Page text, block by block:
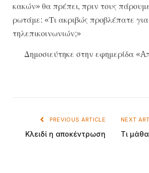
κακών» θα πρέπει, πριν τους
ρωτάμε: «Τι ακριβώς προβλέπατε
τηλεπικοινωνιών;»
Δημοσιεύτηκε στην εφημερίδα
PREVIOUS ARTICLE
Κλειδί η αποκέντρωση
NEXT
Τι